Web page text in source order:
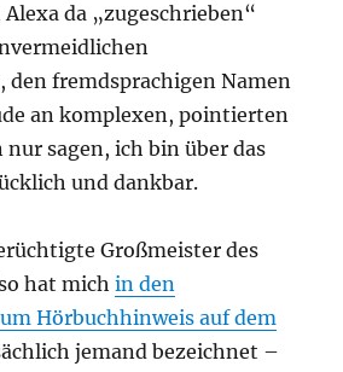
da „zugeschrieben“
den fremdsprachigen Namen
an komplexen, pointierten
nur sagen, ich bin über das
und dankbar.
Großmeister des
hat michin den
Hörbuchhinweis auf dem
jemand bezeichnet –